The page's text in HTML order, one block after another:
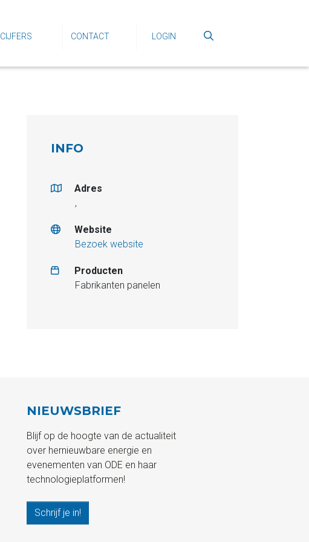
CIJFERS CONTACT LOGIN
INFO
Adres
,
Website
Bezoek website
Producten
Fabrikanten panelen
NIEUWSBRIEF
Blijf op de hoogte van de actualiteit
over hernieuwbare energie en
evenementen van ODE en haar
technologieplatformen!
Schrijf je in!